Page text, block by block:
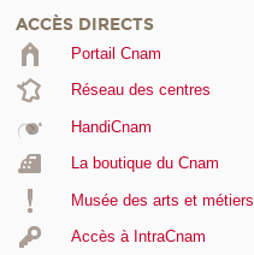
ACCÈS DIRECTS
Portail Cnam
Réseau des centres
HandiCnam
La boutique du Cnam
Musée des arts et métiers
Accès à IntraCnam